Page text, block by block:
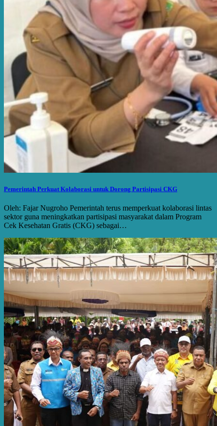
Pemerintah Perkuat Kolaborasi untuk Dorong Partisipasi CKG
Oleh: Fajar Nugroho Pemerintah terus memperkuat kolaborasi lintas
sektor guna meningkatkan partisipasi masyarakat dalam Program
Cek Kesehatan Gratis (CKG) sebagai…